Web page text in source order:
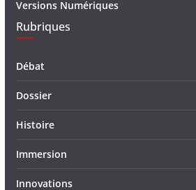
Versions Numériques
Rubriques
Débat
Dossier
Histoire
Immersion
Innovations